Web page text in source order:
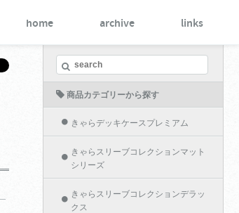
home archive links
商品カテゴリーから探す
きゃらデッキケースプレミアム
きゃらスリーブコレクションマット
シリーズ
きゃらスリーブコレクションデラッ
クス